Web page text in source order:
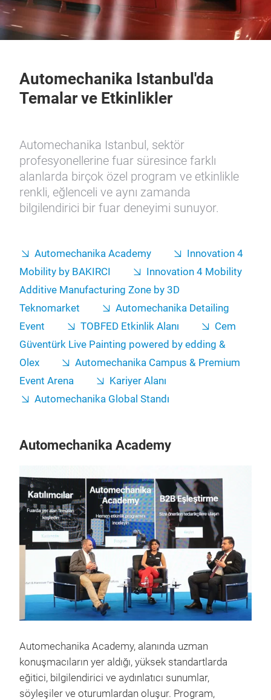
Automechanika Istanbul'da
Temalar ve Etkinlikler
Automechanika Istanbul, sektör
profesyonellerine fuar süresince farklı
alanlarda birçok özel program ve etkinlikle
renkli, eğlenceli ve aynı zamanda
bilgilendirici bir fuar deneyimi sunuyor.
Automechanika Academy
Innovation 4
Mobility by BAKIRCI
Innovation 4 Mobility
Additive Manufacturing Zone by 3D
Teknomarket
Automechanika Detailing
Event
TOBFED Etkinlik Alanı
Cem
Güventürk Live Painting powered by edding &
Olex
Automechanika Campus & Premium
Event Arena
Kariyer Alanı
Automechanika Global Standı
Automechanika Academy
Automechanika Academy, alanında uzman
konuşmacıların yer aldığı, yüksek standartlarda
eğitici, bilgilendirici ve aydınlatıcı sunumlar,
söyleşiler ve oturumlardan oluşur. Program,